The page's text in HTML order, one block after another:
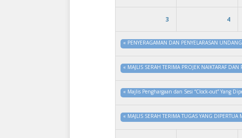
3 4
« PENYERAGAMAN DAN PENYELARASAN
« MAJLIS SERAH TERIMA PROJEK NAIKTARAF
« Majlis Penghargaan dan Sesi “Clock-out” Yang
« MAJLIS SERAH TERIMA TUGAS YANG